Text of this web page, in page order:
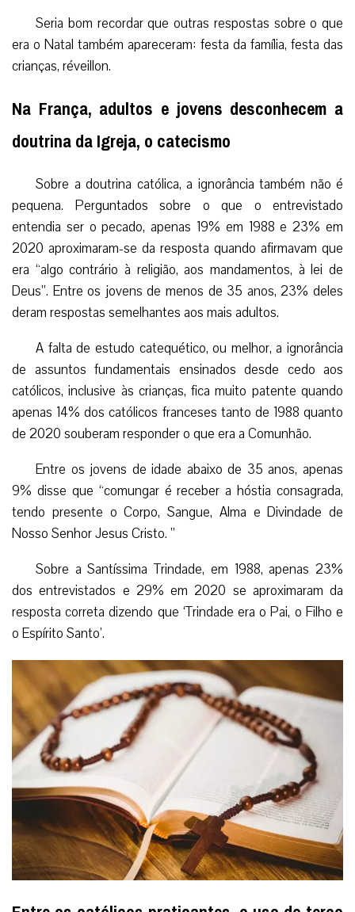
Seria bom recordar que outras respostas sobre o que
era o Natal também apareceram: festa da família, festa das
crianças, réveillon.
Na França, adultos e jovens desconhecem a
doutrina da Igreja, o catecismo
Sobre a doutrina católica, a ignorância também não é
pequena. Perguntados sobre o que o entrevistado
entendia ser o pecado, apenas 19% em 1988 e 23% em
2020 aproximaram-se da resposta quando afirmavam que
era “algo contrário à religião, aos mandamentos, à lei de
Deus”. Entre os jovens de menos de 35 anos, 23% deles
deram respostas semelhantes aos mais adultos.
A falta de estudo catequético, ou melhor, a ignorância
de assuntos fundamentais ensinados desde cedo aos
católicos, inclusive às crianças, fica muito patente quando
apenas 14% dos católicos franceses tanto de 1988 quanto
de 2020 souberam responder o que era a Comunhão.
Entre os jovens de idade abaixo de 35 anos, apenas
9% disse que “comungar é receber a hóstia consagrada,
tendo presente o Corpo, Sangue, Alma e Divindade de
Nosso Senhor Jesus Cristo. ”
Sobre a Santíssima Trindade, em 1988, apenas 23%
dos entrevistados e 29% em 2020 se aproximaram da
resposta correta dizendo que ‘Trindade era o Pai, o Filho e
o Espírito Santo’.